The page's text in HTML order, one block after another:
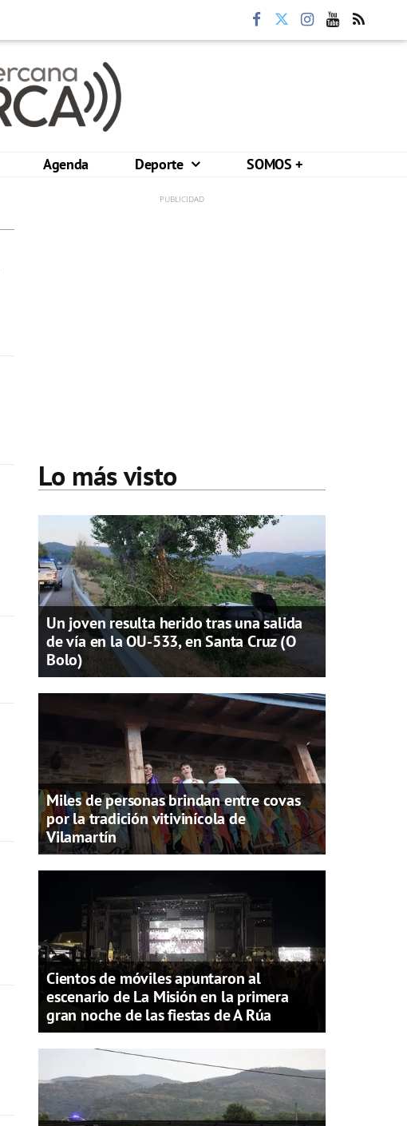
Agenda Deporte SOMOS +
Lo más visto
Un joven resulta herido tras una salida
de vía en la OU-533, en Santa Cruz (O
Bolo)
Miles de personas brindan entre covas
por la tradición vitivinícola de
Vilamartín
Cientos de móviles apuntaron al
escenario de La Misión en la primera
gran noche de las fiestas de A Rúa